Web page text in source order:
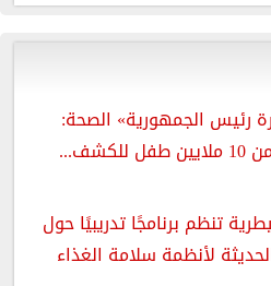
رئيس الجمهورية» الصحة:
تنظم برنامجًا تدريبيًا حول
لأنظمة سلامة الغذاء